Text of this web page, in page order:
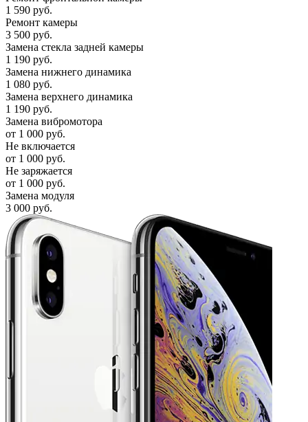
1 590 руб.
Ремонт камеры
3 500 руб.
Замена стекла задней камеры
1 190 руб.
Замена нижнего динамика
1 080 руб.
Замена верхнего динамика
1 190 руб.
Замена вибромотора
от 1 000 руб.
Не включается
от 1 000 руб.
Не заряжается
от 1 000 руб.
Замена модуля
3 000 руб.